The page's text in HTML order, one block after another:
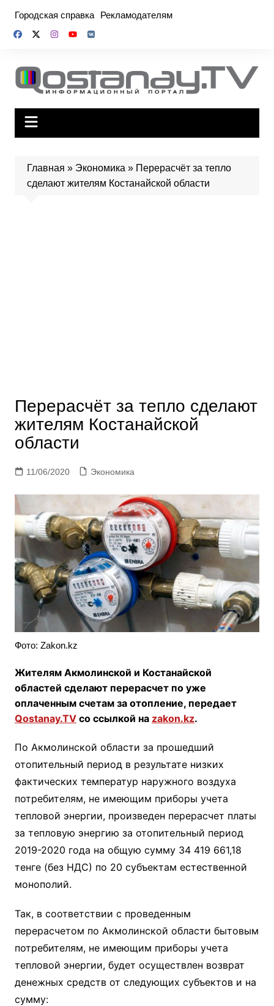
содержимому
Городская справка Рекламодателям
Главная » Экономика » Перерасчёт за тепло
сделают жителям Костанайской области
Перерасчёт за тепло сделают
жителям Костанайской
области
11/06/2020 Экономика
Фото: Zakon.kz
Жителям Акмолинской и Костанайской
областей сделают перерасчет по уже
оплаченным счетам за отопление, передает
Qostanay.TVсо ссылкой на zakon.kz.
По Акмолинской области за прошедший
отопительный период в результате низких
фактических температур наружного воздуха
потребителям, не имеющим приборы учета
тепловой энергии, произведен перерасчет платы
за тепловую энергию за отопительный период
2019-2020 года на общую сумму 34 419 661,18
тенге (без НДС) по 20 субъектам естественной
монополий.
Так, в соответствии с проведенным
перерасчетом по Акмолинской области бытовым
потребителям, не имеющим приборы учета
тепловой энергии, будет осуществлен возврат
денежных средств от следующих субъектов и на
сумму: